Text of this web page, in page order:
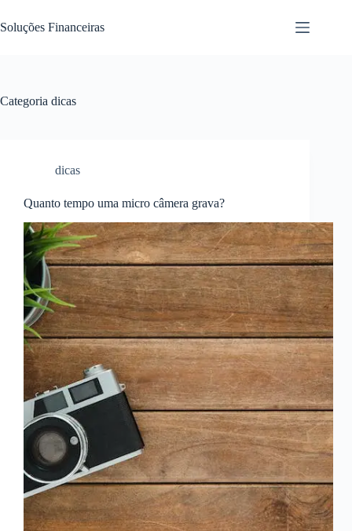
para
o
Soluções Financeiras
Categoria dicas
dicas
Quanto tempo uma micro câmera grava?